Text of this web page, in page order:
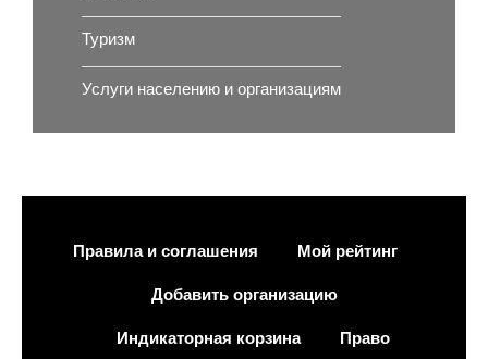
Туризм
Услуги населению и организациям
Правила и соглашения Мой рейтинг
Добавить организацию
Индикаторная корзина Право